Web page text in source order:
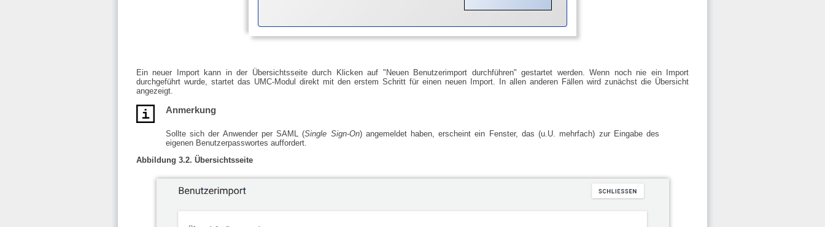
Ein neuer Import kann in der Übersichtsseite durch Klicken auf "Neuen Benutzerimport durchführen" gestartet werden. Wenn noch nie ein Import
durchgeführt wurde, startet das UMC-Modul direkt mit den erstem Schritt für einen neuen Import. In allen anderen Fällen wird zunächst die Übersicht
angezeigt.
Anmerkung
Sollte sich der Anwender per SAML (Single Sign-On) angemeldet haben, erscheint ein Fenster, das (u.U. mehrfach) zur Eingabe des
eigenen Benutzerpasswortes auffordert.
Abbildung 3.2. Übersichtsseite